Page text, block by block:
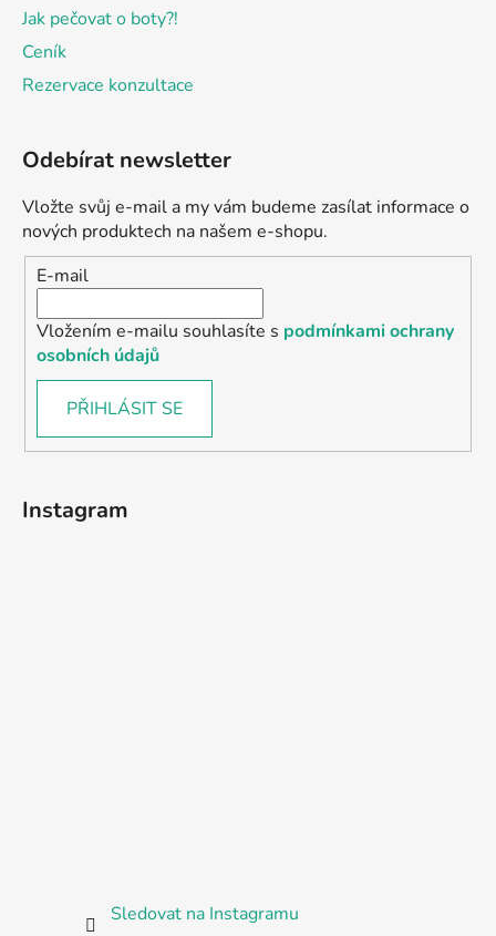
Jak pečovat o boty?!
Ceník
Rezervace konzultace
Odebírat newsletter
Vložte svůj e-mail a my vám budeme zasílat informace o
nových produktech na našem e-shopu.
E-mail
Vložením e-mailu souhlasíte s podmínkami ochrany
osobních údajů
PŘIHLÁSIT SE
Instagram
Sledovat na Instagramu